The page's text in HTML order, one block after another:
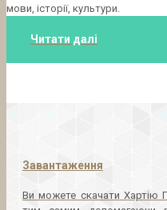
мови, історії, культури.
Читати далі
Завантаження
Ви можете скачати Хартію